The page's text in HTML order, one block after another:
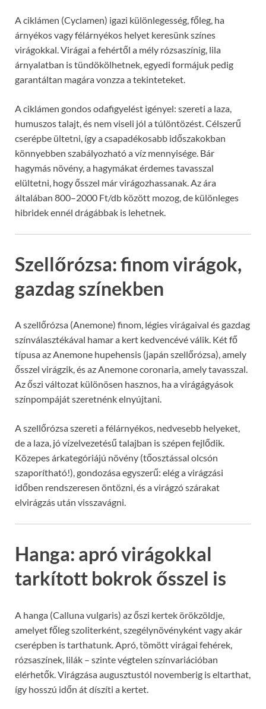
A ciklámen (Cyclamen) igazi különlegesség, főleg, ha
árnyékos vagy félárnyékos helyet keresünk színes
virágokkal. Virágai a fehértől a mély rózsaszínig, lila
árnyalatban is tündökölhetnek, egyedi formájuk pedig
garantáltan magára vonzza a tekinteteket.
A ciklámen gondos odafigyelést igényel: szereti a laza,
humuszos talajt, és nem viseli jól a túlöntözést. Célszerű
cserépbe ültetni, így a csapadékosabb időszakokban
könnyebben szabályozható a víz mennyisége. Bár
hagymás növény, a hagymákat érdemes tavasszal
elültetni, hogy ősszel már virágozhassanak. Az ára
általában 800–2000 Ft/db között mozog, de különleges
hibridek ennél drágábbak is lehetnek.
Szellőrózsa: finom virágok,
gazdag színekben
A szellőrózsa (Anemone) finom, légies virágaival és gazdag
színválasztékával hamar a kert kedvencévé válik. Két fő
típusa az Anemone hupehensis (japán szellőrózsa), amely
ősszel virágzik, és az Anemone coronaria, amely tavasszal.
Az őszi változat különösen hasznos, ha a virágágyások
színpompáját szeretnénk elnyújtani.
A szellőrózsa szereti a félárnyékos, nedvesebb helyeket,
de a laza, jó vízelvezetésű talajban is szépen fejlődik.
Közepes árkategóriájú növény (tőosztással olcsón
szaporítható!), gondozása egyszerű: elég a virágzási
időben rendszeresen öntözni, és a virágzó szárakat
elvirágzás után visszavágni.
Hanga: apró virágokkal
tarkított bokrok ősszel is
A hanga (Calluna vulgaris) az őszi kertek örökzöldje,
amelyet főleg szoliterként, szegélynövényként vagy akár
cserépben is tarthatunk. Apró, tömött virágai fehérek,
rózsaszínek, lilák – szinte végtelen színvariációban
elérhetők. Virágzása augusztustól novemberig is eltarthat,
így hosszú időn át díszíti a kertet.